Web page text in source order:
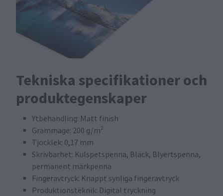
Tekniska specifikationer och
produktegenskaper
Ytbehandling: Matt finish
Grammage: 200 g/m²
Tjocklek: 0,17 mm
Skrivbarhet: Kulspetspenna, Bläck, Blyertspenna,
permanent märkpenna
Fingeravtryck: Knappt synliga fingeravtryck
Produktionsteknik: Digital tryckning